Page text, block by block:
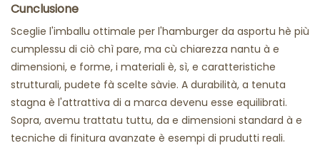
Cunclusione
Sceglie l'imballu ottimale per l'hamburger da asportu hè più
cumplessu di ciò chì pare, ma cù chiarezza nantu à e
dimensioni, e forme, i materiali è, sì, e caratteristiche
strutturali, pudete fà scelte sàvie. A durabilità, a tenuta
stagna è l'attrattiva di a marca devenu esse equilibrati.
Sopra, avemu trattatu tuttu, da e dimensioni standard à e
tecniche di finitura avanzate è esempi di prudutti reali.